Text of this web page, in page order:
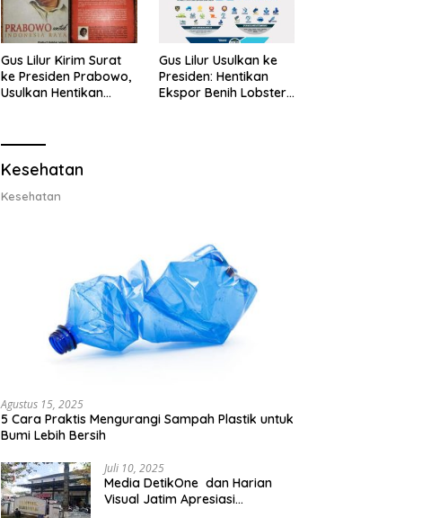
Gus Lilur Kirim Surat
ke Presiden Prabowo,
Usulkan Hentikan
Lobster 50 Gram
Gus Lilur Usulkan ke
Presiden: Hentikan
Ekspor Benih Lobster,
Kesehatan
Kesehatan
Agustus 15, 2025
5 Cara Praktis Mengurangi Sampah Plastik untuk
Bumi Lebih Bersih
Juli 10, 2025
Media DetikOne dan Harian
Visual Jatim Apresiasi